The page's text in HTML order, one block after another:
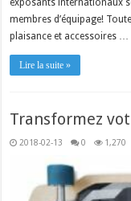
exposants internationaux
membres d’équipage!
plaisance et accessoires …
Lire la suite »
Transformez
2018-02-13 0 1,270